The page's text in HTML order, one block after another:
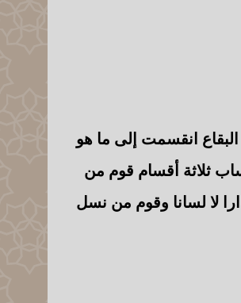
انقسمت إلى ما هو
ثلاثة أقسام قوم من
لا لسانا وقوم من نسل